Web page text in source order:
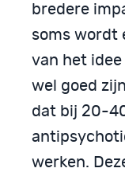
bredere
soms wordt
van het idee
wel goed
dat bij 20-
werken.